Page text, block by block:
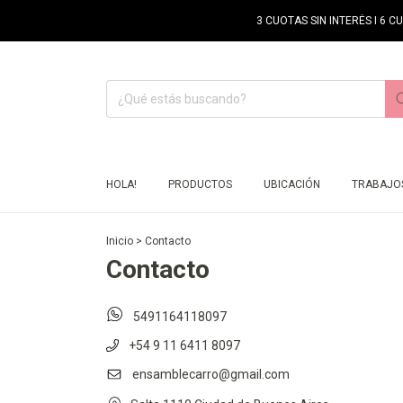
3 CUOTAS SIN INTERÉS I 6
HOLA! PRODUCTOS UBICACIÓN
Inicio > Contacto
Contacto
5491164118097
+54 9 11 6411 8097
ensamblecarro@gmail.com